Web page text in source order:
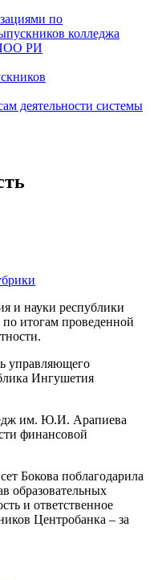
по
колледжа
РИ
деятельности системы
и науки республики
итогам проведенной
управляющего
Ингушетия
им. Ю.И. Арапиева
финансовой
Бокова поблагодарила
образовательных
и ответственное
Центробанка – за